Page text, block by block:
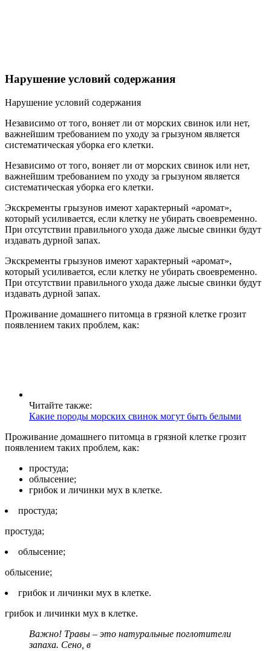
Нарушение условий содержания
Нарушение условий содержания
Независимо от того, воняет ли от морских свинок или нет,
важнейшим требованием по уходу за грызуном является
систематическая уборка его клетки.
Независимо от того, воняет ли от морских свинок или нет,
важнейшим требованием по уходу за грызуном является
систематическая уборка его клетки.
Экскременты грызунов имеют характерный «аромат»,
который усиливается, если клетку не убирать своевременно.
При отсутствии правильного ухода даже лысые свинки будут
издавать дурной запах.
Экскременты грызунов имеют характерный «аромат»,
который усиливается, если клетку не убирать своевременно.
При отсутствии правильного ухода даже лысые свинки будут
издавать дурной запах.
Проживание домашнего питомца в грязной клетке грозит
появлением таких проблем, как:
Читайте также:
Какие породы морских свинок могут быть белыми
Проживание домашнего питомца в грязной клетке грозит
появлением таких проблем, как:
простуда;
облысение;
грибок и личинки мух в клетке.
простуда;
простуда;
облысение;
облысение;
грибок и личинки мух в клетке.
грибок и личинки мух в клетке.
Важно! Травы – это натуральные поглотители
запаха. Сено, в